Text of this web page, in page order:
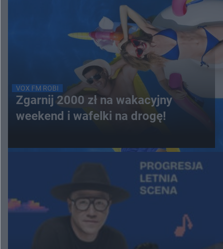
VOX FM ROBI
Zgarnij 2000 zł na wakacyjny
weekend i wafelki na drogę!